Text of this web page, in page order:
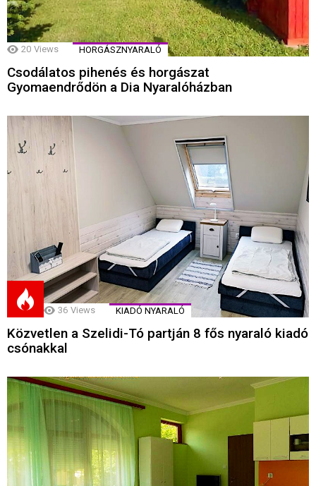
20 Views HORGÁSZNYARALÓ
Csodálatos pihenés és horgászat
Gyomaendrődön a Dia Nyaralóházban
36 Views KIADÓ NYARALÓ
Közvetlen a Szelidi-Tó partján 8 fős nyaraló kiadó
csónakkal